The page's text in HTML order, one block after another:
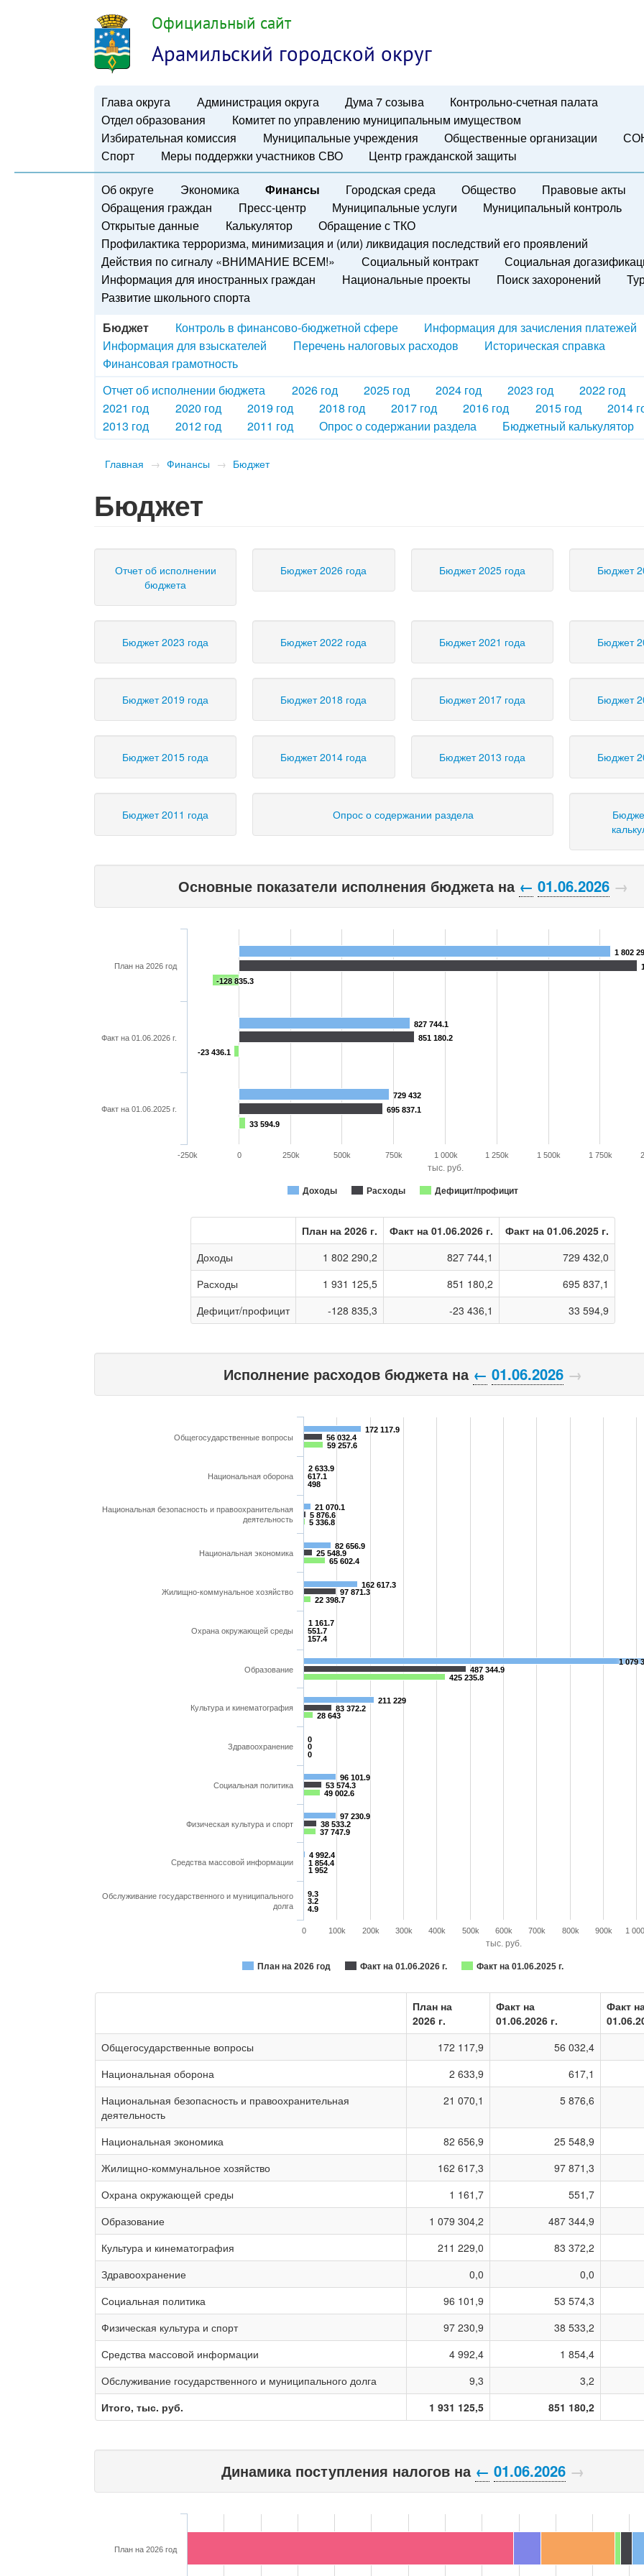
Официальный сайт
Арамильский городской округ
Глава округа Администрация округа Дума 7 созыва
Контрольно-счетная палата
Отдел образования
Комитет по управлению муниципальным имуществом
Избирательная комиссия
Муниципальные учреждения Общественные организации
Спорт
Меры поддержки участников СВО Центр гражданской защиты
Об округе Экономика Финансы Городская среда Общество
Правовые акты
Обращения граждан
Пресс-центр Муниципальные услуги
Муниципальный контроль
Открытые данные
Калькулятор
Обращение с ТКО
Профилактика терроризма, минимизация и (или) ликвидация последствий его проявлений
Действия по сигналу «ВНИМАНИЕ ВСЕМ!»
Социальный контракт
Социальная
Информация для иностранных граждан
Национальные проекты Поиск захоронений
Развитие школьного спорта
Бюджет
Контроль в финансово-бюджетной сфере
Информация для зачисления платежей
Информация для взыскателей
Перечень налоговых расходов
Историческая справка
Финансовая грамотность
Отчет об исполнении бюджета
2026 год 2025 год 2024 год 2023 год
2022 год
2021 год
2020 год 2019 год 2018 год 2017 год 2016 год 2015 год
2014
2013 год
2012 год 2011 год Опрос о содержании раздела Бюджетный калькулятор
Главная → Финансы → Бюджет
Бюджет
Отчет об исполнении
бюджета
Бюджет 2026 года Бюджет 2025 года Бюджет
Бюджет 2023 года Бюджет 2022 года Бюджет 2021 года Бюджет
Бюджет 2019 года Бюджет 2018 года Бюджет 2017 года Бюджет
Бюджет 2015 года Бюджет 2014 года Бюджет 2013 года Бюджет
Бюджет 2011 года Опрос о содержании раздела
Основные показатели исполнения бюджета на ← 01.06.2026 →
тыс. руб.
1 802
827 744.1
729 432
851 180.2
695 837.1
-128 835.3
-23 436.1
33 594.9
Доходы Расходы Дефицит/профицит
0
-250k 250k 500k 750k 1 000k 1 250k 1 500k 1 750k
План на 2026 год
Факт на 01.06.2026 г.
Факт на 01.06.2025 г.
План на 2026 г. Факт на 01.06.2026 г.
Факт на 01.06.2025 г.
Доходы
1 802 290,2 827 744,1
729 432,0
Расходы
1 931 125,5 851 180,2
695 837,1
Дефицит/профицит
-128 835,3 -23 436,1 33 594,9
Исполнение расходов бюджета на ← 01.06.2026 →
тыс. руб.
172 117.9
2 633.9
21 070.1
82 656.9
162 617.3
1 161.7
1 079
211 229
0
96 101.9
97 230.9
4 992.4
9.3
56 032.4
617.1
5 876.6
25 548.9
97 871.3
551.7
487 344.9
83 372.2
0
53 574.3
38 533.2
1 854.4
3.2
59 257.6
498
5 336.8
65 602.4
22 398.7
157.4
425 235.8
28 643
0
49 002.6
37 747.9
1 952
4.9
План на 2026 год Факт на 01.06.2026 г. Факт на 01.06.2025 г.
Общегосударственные вопросы
Национальная оборона
Национальная безопасность и правоохранительная
деятельность
Национальная экономика
Жилищно-коммунальное хозяйство
Охрана окружающей среды
Образование
Культура и кинематография
Здравоохранение
Социальная политика
Физическая культура и спорт
Средства массовой информации
Обслуживание государственного и муниципального
долга
0 100k 200k 300k 400k 500k 600k 700k 800k 900k 1
План на
2026 г.
Факт на
01.06.2026 г.
Факт
Общегосударственные вопросы
172 117,9 56 032,4
Национальная оборона
2 633,9 617,1
Национальная безопасность и правоохранительная
деятельность
21 070,1 5 876,6
Национальная экономика 82 656,9 25 548,9
Жилищно-коммунальное хозяйство
162 617,3 97 871,3
Охрана окружающей среды
1 161,7 551,7
Образование
1 079 304,2 487 344,9
Культура и кинематография
211 229,0 83 372,2
Здравоохранение
0,0 0,0
Социальная политика
96 101,9 53 574,3
Физическая культура и спорт
97 230,9 38 533,2
Средства массовой информации
4 992,4 1 854,4
Обслуживание государственного и муниципального долга
9,3 3,2
Итого, тыс. руб.
1 931 125,5 851 180,2
Динамика поступления налогов на ← 01.06.2026 →
План на 2026 год